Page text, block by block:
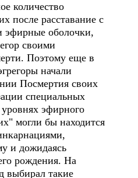
количество
после расставание с
эфирные оболочки,
своими
Поэтому еще в
начали
Посмертия своих
специальных
эфирного
могли бы находится
и дожидаясь
рождения. На
выбирал такие